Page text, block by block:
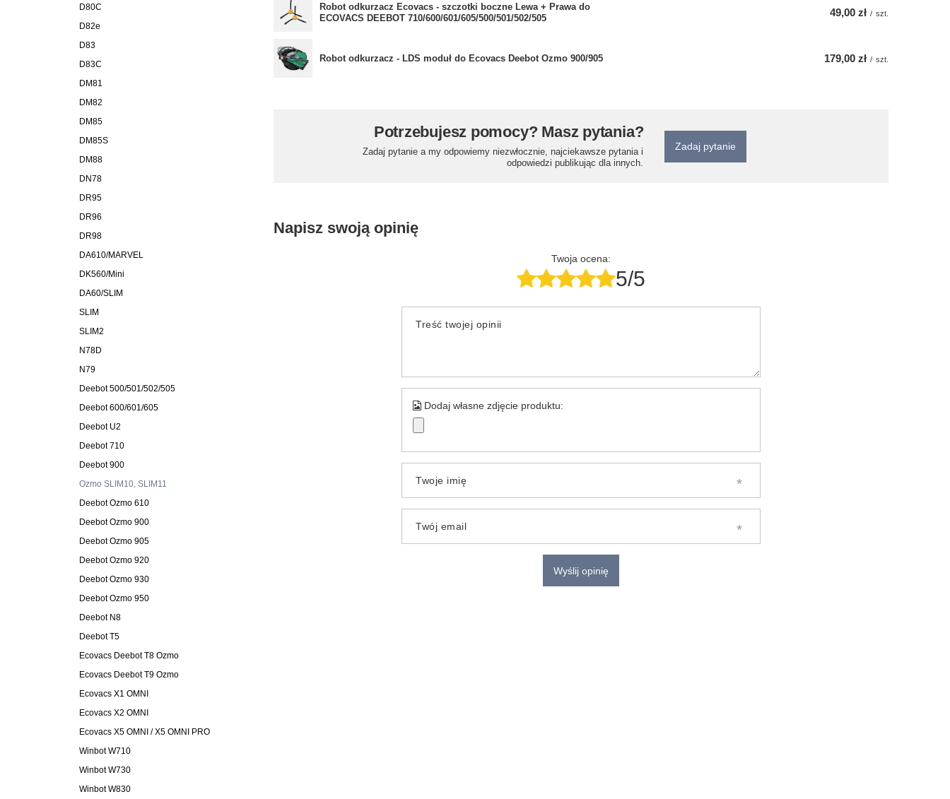
D80C
D82e
D83
D83C
DM81
DM82
DM85
DM85S
DM88
DN78
DR95
DR96
DR98
DA610/MARVEL
DK560/Mini
DA60/SLIM
SLIM
SLIM2
N78D
N79
Deebot 500/501/502/505
Deebot 600/601/605
Deebot U2
Deebot 710
Deebot 900
Ozmo SLIM10, SLIM11
Deebot Ozmo 610
Deebot Ozmo 900
Deebot Ozmo 905
Deebot Ozmo 920
Deebot Ozmo 930
Deebot Ozmo 950
Deebot N8
Deebot T5
Ecovacs Deebot T8 Ozmo
Ecovacs Deebot T9 Ozmo
Ecovacs X1 OMNI
Ecovacs X2 OMNI
Ecovacs X5 OMNI / X5 OMNI PRO
Winbot W710
Winbot W730
Winbot W830
Robot odkurzacz Ecovacs - szczotki boczne Lewa + Prawa do
ECOVACS DEEBOT 710/600/601/605/500/501/502/505
49,00 zł / szt.
Robot odkurzacz - LDS moduł do Ecovacs Deebot Ozmo 900/905 179,00 zł / szt.
Potrzebujesz pomocy? Masz pytania?
Zadaj pytanie a my odpowiemy niezwłocznie, najciekawsze pytania i
odpowiedzi publikując dla innych.
Zadaj pytanie
Napisz swoją opinię
Twoja ocena:
5/5
Treść twojej opinii
Dodaj własne zdjęcie produktu:
Twoje imię
Twój email
Wyślij opinię